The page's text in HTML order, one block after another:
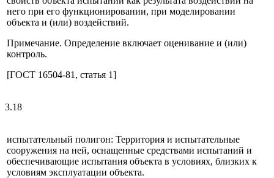
него при его функционировании, при моделировании
объекта и (или) воздействий.
Примечание. Определение включает оценивание и (или)
контроль.
[ГОСТ 16504-81, статья 1]
3.18
испытательный полигон: Территория и испытательные
сооружения на ней, оснащенные средствами испытаний и
обеспечивающие испытания объекта в условиях, близких к
условиям эксплуатации объекта.